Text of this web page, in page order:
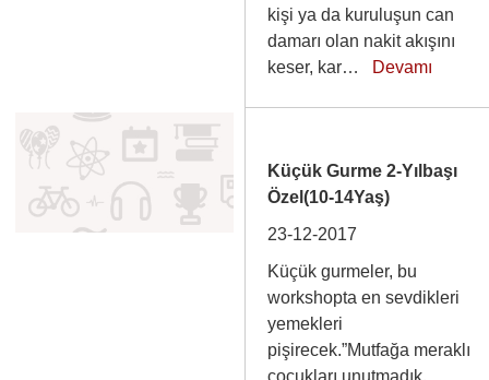
kişi ya da kuruluşun can
damarı olan nakit akışını
keser, kar… Devamı
Küçük Gurme 2-Yılbaşı
Özel(10-14Yaş)
23-12-2017
Küçük gurmeler, bu
workshopta en sevdikleri
yemekleri
pişirecek.”Mutfağa meraklı
çocukları unutmadık,